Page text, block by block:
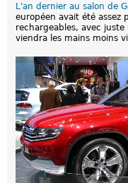
e
a
n
n
e
d
e
G
e
è
v
e
2
0
1
3
1
/
2
:
L'an dernier au salon de
européen avait été assez
rechargeables, avec juste
viendra les mains moins